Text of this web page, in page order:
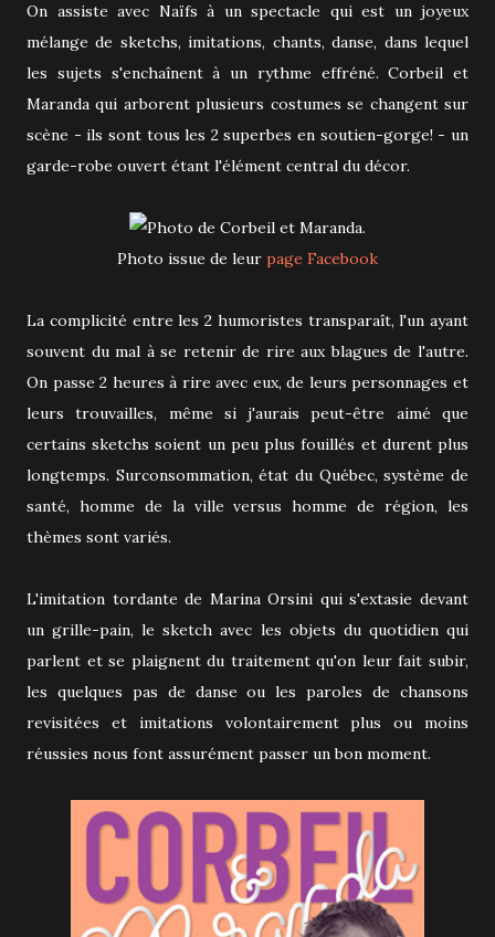
On assiste avec Naïfs à un spectacle qui est un joyeux
mélange de sketchs, imitations, chants, danse, dans lequel
les sujets s'enchaînent à un rythme effréné. Corbeil et
Maranda qui arborent plusieurs costumes se changent sur
scène - ils sont tous les 2 superbes en soutien-gorge! - un
garde-robe ouvert étant l'élément central du décor.
Photo issue de leur page Facebook
La complicité entre les 2 humoristes transparaît, l'un ayant
souvent du mal à se retenir de rire aux blagues de l'autre.
On passe 2 heures à rire avec eux, de leurs personnages et
leurs trouvailles, même si j'aurais peut-être aimé que
certains sketchs soient un peu plus fouillés et durent plus
longtemps. Surconsommation, état du Québec, système de
santé, homme de la ville versus homme de région, les
thèmes sont variés.
L'imitation tordante de Marina Orsini qui s'extasie devant
un grille-pain, le sketch avec les objets du quotidien qui
parlent et se plaignent du traitement qu'on leur fait subir,
les quelques pas de danse ou les paroles de chansons
revisitées et imitations volontairement plus ou moins
réussies nous font assurément passer un bon moment.